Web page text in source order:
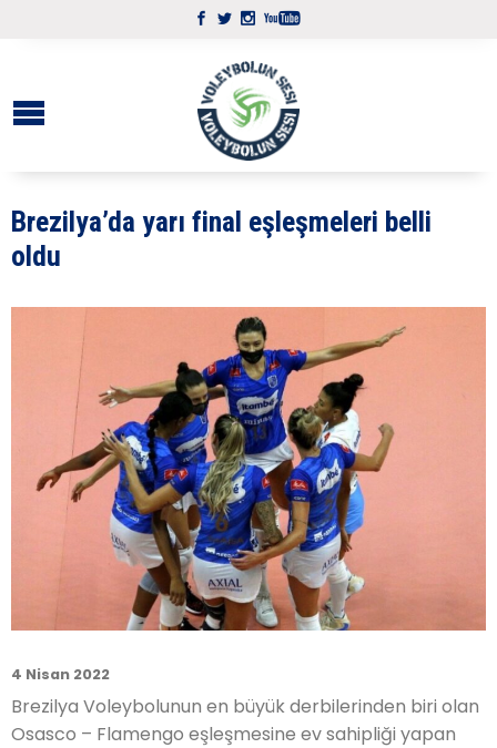
Brezilya’da yarı final eşleşmeleri belli
oldu
4 Nisan 2022
Brezilya Voleybolunun en büyük derbilerinden biri olan
Osasco – Flamengo eşleşmesine ev sahipliği yapan